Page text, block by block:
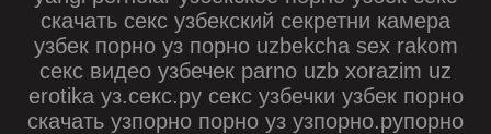
скачать секс узбекский секретни камера
узбек порно уз порно uzbekcha sex rakom
секс видео узбечек parno uzb xorazim uz
erotika уз.секс.ру секс узбечки узбек порно
скачать узпорно порно уз узпорно.рупорно